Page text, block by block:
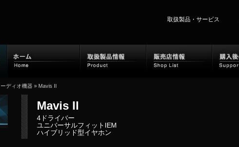
取扱製品・サービス
ディオ機器 » Mavis II
Mavis II
4ドライバー
ユニバーサルフィットIEM
ハイブリッド型イヤホン